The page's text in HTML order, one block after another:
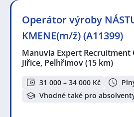
Operátor výroby
KMENE(m/ž) (A11399)
Manuvia Expert Recruitment
Jiřice, Pelhřimov(15 km)
31 000 – 34 000 Kč
Vhodné také pro